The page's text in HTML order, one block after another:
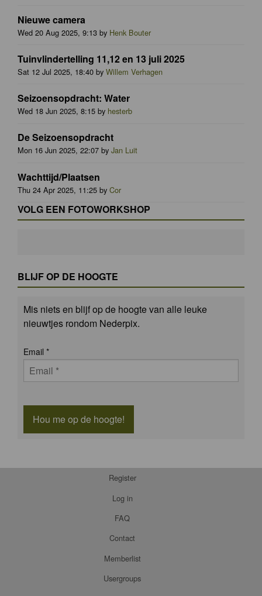
Nieuwe camera
Wed 20 Aug 2025, 9:13 by Henk Bouter
Tuinvlindertelling 11,12 en 13 juli 2025
Sat 12 Jul 2025, 18:40 by Willem Verhagen
Seizoensopdracht: Water
Wed 18 Jun 2025, 8:15 by hesterb
De Seizoensopdracht
Mon 16 Jun 2025, 22:07 by Jan Luit
Wachttijd/Plaatsen
Thu 24 Apr 2025, 11:25 by Cor
VOLG EEN FOTOWORKSHOP
BLIJF OP DE HOOGTE
Mis niets en blijf op de hoogte van alle leuke
nieuwtjes rondom Nederpix.
Email *
Hou me op de hoogte!
Register
Log in
FAQ
Contact
Memberlist
Usergroups